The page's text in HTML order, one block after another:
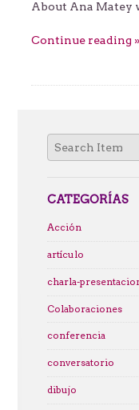
About Ana Matey
Continue reading »
Search
for:
CATEGORÍAS
Acción
artículo
charla-
Colaboraciones
conferencia
conversatorio
dibujo